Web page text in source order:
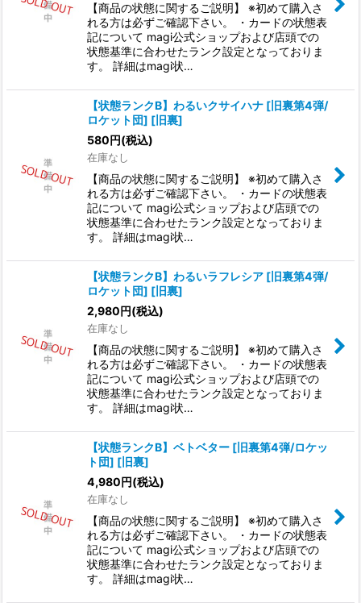
【商品の状態に関するご説明】 ※初めて購入さ
れる方は必ずご確認下さい。 ・カードの状態表
記について magi公式ショップおよび店頭での
状態基準に合わせたランク設定となっておりま
す。 詳細はmagi状…
【状態ランクB】わるいクサイハナ [旧裏第4弾/
ロケット団] [旧裏]
580円(税込)
在庫なし
【商品の状態に関するご説明】 ※初めて購入さ
れる方は必ずご確認下さい。 ・カードの状態表
記について magi公式ショップおよび店頭での
状態基準に合わせたランク設定となっておりま
す。 詳細はmagi状…
【状態ランクB】わるいラフレシア [旧裏第4弾/
ロケット団] [旧裏]
2,980円(税込)
在庫なし
【商品の状態に関するご説明】 ※初めて購入さ
れる方は必ずご確認下さい。 ・カードの状態表
記について magi公式ショップおよび店頭での
状態基準に合わせたランク設定となっておりま
す。 詳細はmagi状…
【状態ランクB】ベトベター [旧裏第4弾/ロケッ
ト団] [旧裏]
4,980円(税込)
在庫なし
【商品の状態に関するご説明】 ※初めて購入さ
れる方は必ずご確認下さい。 ・カードの状態表
記について magi公式ショップおよび店頭での
状態基準に合わせたランク設定となっておりま
す。 詳細はmagi状…